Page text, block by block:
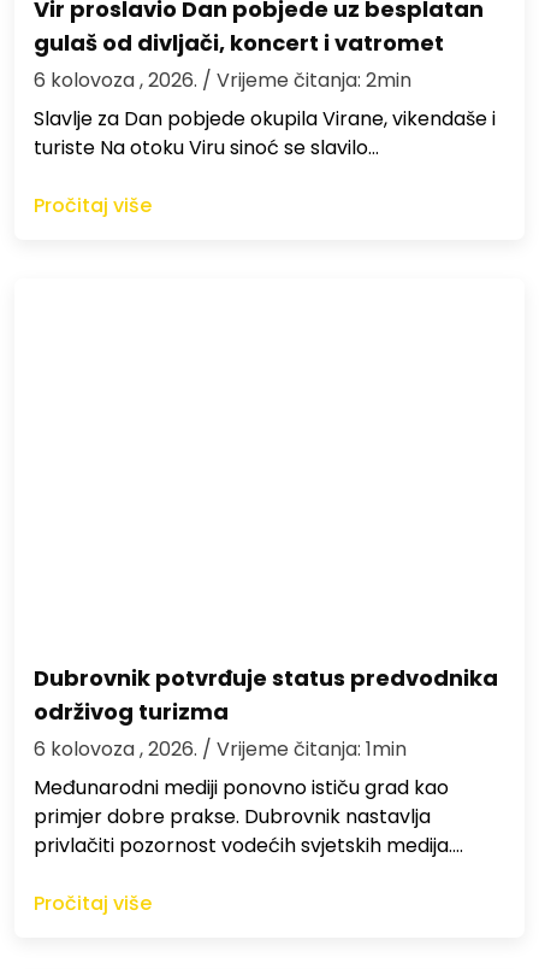
Vir proslavio Dan pobjede uz besplatan
gulaš od divljači, koncert i vatromet
6 kolovoza , 2026. / Vrijeme čitanja: 2min
Slavlje za Dan pobjede okupila Virane, vikendaše i
turiste Na otoku Viru sinoć se slavilo…
Pročitaj više
Dubrovnik potvrđuje status predvodnika
održivog turizma
6 kolovoza , 2026. / Vrijeme čitanja: 1min
Međunarodni mediji ponovno ističu grad kao
primjer dobre prakse. Dubrovnik nastavlja
privlačiti pozornost vodećih svjetskih medija.…
Pročitaj više